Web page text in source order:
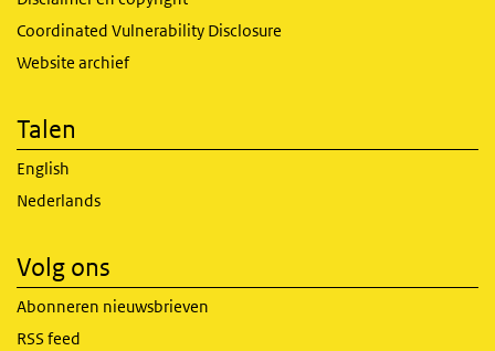
Coordinated Vulnerability Disclosure
Website archief
Talen
English
Nederlands
Volg ons
Abonneren nieuwsbrieven
RSS feed